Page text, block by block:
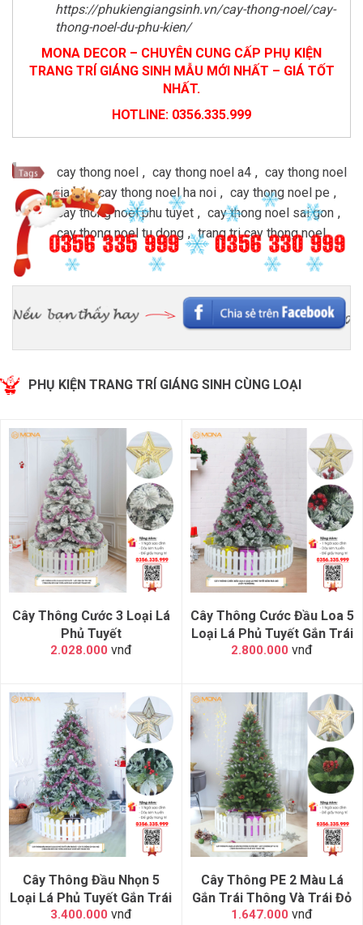
https://phukiengiangsinh.vn/cay-thong-noel/cay-
thong-noel-du-phu-kien/
MONA DECOR – CHUYÊN CUNG CẤP PHỤ KIỆN
TRANG TRÍ GIÁNG SINH MẪU MỚI NHẤT – GIÁ TỐT
NHẤT.
HOTLINE: 0356.335.999
cay thong noel , cay thong noel a4 , cay thong noel
gia re , cay thong noel ha noi , cay thong noel pe ,
cay thong noel phu tuyet , cay thong noel sai gon ,
cay thong noel tu dong , trang tri cay thong noel
PHỤ KIỆN TRANG TRÍ GIÁNG SINH CÙNG LOẠI
Cây Thông Cước 3 Loại Lá
Phủ Tuyết
2.028.000 vnđ
Cây Thông Cước Đầu Loa 5
Loại Lá Phủ Tuyết Gắn Trái
Đỏ
2.800.000 vnđ
Cây Thông Đầu Nhọn 5
Loại Lá Phủ Tuyết Gắn Trái
Đỏ
3.400.000 vnđ
Cây Thông PE 2 Màu Lá
Gắn Trái Thông Và Trái Đỏ
1.647.000 vnđ